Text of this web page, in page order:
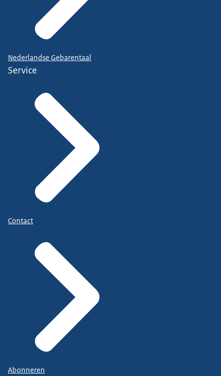
Nederlandse Gebarentaal
Service
Contact
Abonneren